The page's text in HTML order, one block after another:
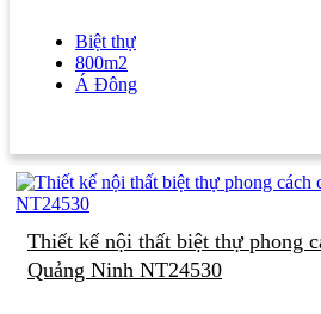
Biệt thự
800m2
Á Đông
Thiết kế nội thất biệt thự phong
Quảng Ninh NT24530